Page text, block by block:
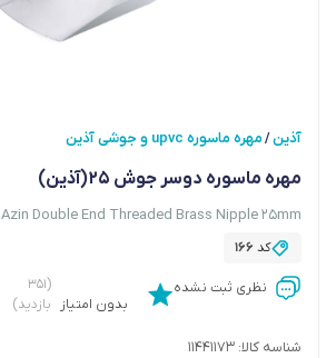
آذین/مهره ماسوره upvc و جوشی آذین
مهره ماسوره دوسر جوش 25(آذین)
Azin Double End Threaded Brass Nipple 25mm
کد 166
نظری ثبت نشده
بدون امتیاز
(۳۵۱
بازدید)
شناسه کالا: 11441173